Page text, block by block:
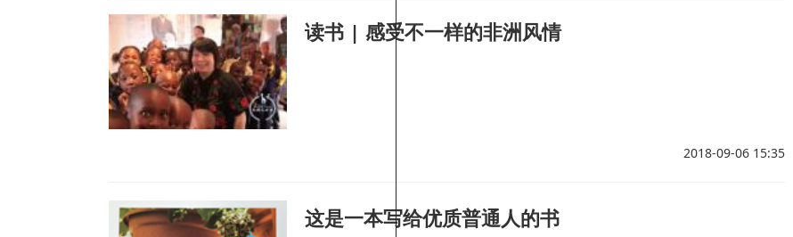
读书 | 感受不一样的非洲风情
2018-09-06 15:35
这是一本写给优质普通人的书